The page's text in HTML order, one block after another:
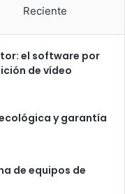
Reciente
el software por
de vídeo
y garantía
de equipos de